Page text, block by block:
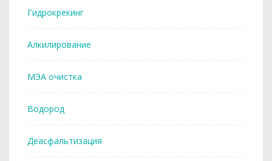
Гидрокрекинг
Алкилирование
МЭА очистка
Водород
Деасфальтизация